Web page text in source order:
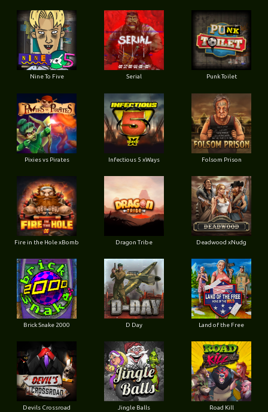
Nine To Five Serial Punk Toilet
Pixies vs Pirates Infectious 5 xWays Folsom Prison
Fire in the Hole xBomb Dragon Tribe Deadwood xNudg
Brick Snake 2000 D Day Land of the Free
Devils Crossroad Jingle Balls Road Kill